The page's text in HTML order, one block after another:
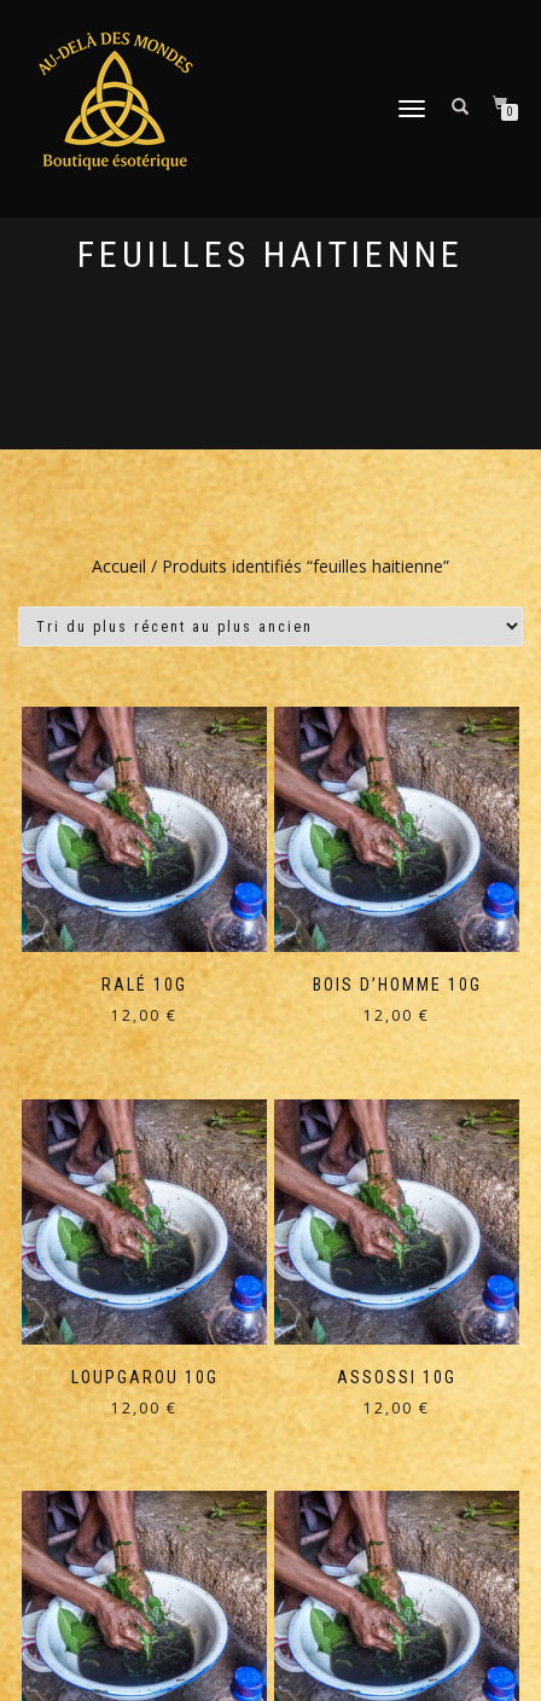
DÉPLIER
0
FEUILLES HAITIENNE
Accueil / Produits identifiés “feuilles haitienne”
RALÉ 10G
12,00 €
BOIS D’HOMME 10G
12,00 €
LOUPGAROU 10G
12,00 €
ASSOSSI 10G
12,00 €